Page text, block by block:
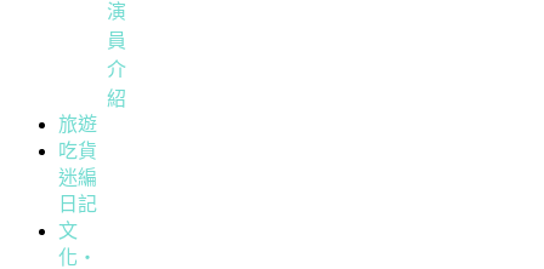
演
員
介
紹
旅遊
吃貨
迷編
日記
文
化・